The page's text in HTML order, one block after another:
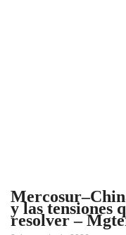
y las tensiones
resolver –